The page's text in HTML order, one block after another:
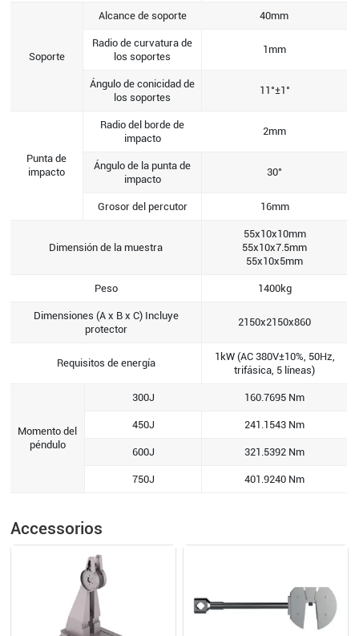
Soporte
Alcance de soporte 40mm
Radio de curvatura de
los soportes
1mm
Ángulo de conicidad de
los soportes
11°±1°
Punta de
impacto
Radio del borde de
impacto
2mm
Ángulo de la punta de
impacto
30°
Grosor del percutor 16mm
Dimensión de la muestra
55x10x10mm
55x10x7.5mm
55x10x5mm
Peso 1400kg
Dimensiones (A x B x C) Incluye
protector
2150x2150x860
Requisitos de energía
1kW (AC 380V±10%, 50Hz,
trifásica, 5 líneas)
Momento del
péndulo
300J 160.7695 Nm
450J 241.1543 Nm
600J 321.5392 Nm
750J 401.9240 Nm
Accessorios